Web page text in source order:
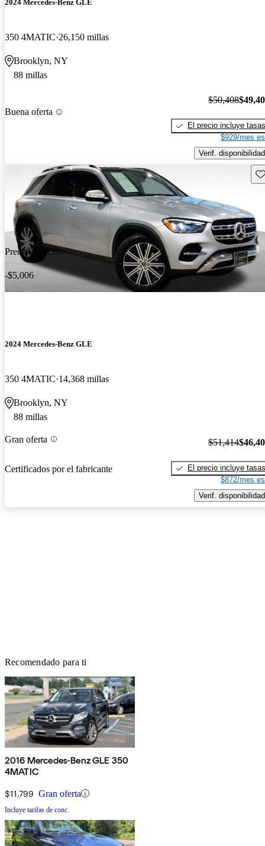
2024 Mercedes-Benz GLE
350 4MATIC 26,150 millas
Brooklyn, NY
88 millas
Buena oferta
$50,408
El precio incluye tasas
$929/mes
Verif. disponibilidad
Precio reducido
-$5,006
2024 Mercedes-Benz GLE
350 4MATIC 14,368 millas
Brooklyn, NY
88 millas
Gran oferta
Certificados por el fabricante
$51,414
El precio incluye tasas
$872/mes
Verif. disponibilidad
Recomendado para ti
2016 Mercedes-Benz GLE 350
4MATIC
$11,799 Gran oferta
Incluye tarifas de conc.